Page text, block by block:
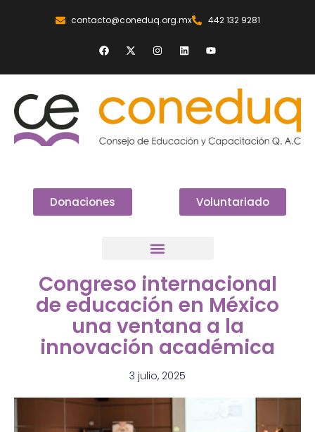
contacto@coneduq.org.mx 442 132 9281
Donaciones Voluntariado
Congreso internacional
de educación en México
una ventana a la
innovación académica
3 julio, 2025